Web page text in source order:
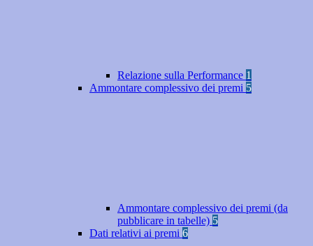
Relazione sulla Performance 1
Ammontare complessivo dei premi 5
Ammontare complessivo dei premi (da
pubblicare in tabelle) 5
Dati relativi ai premi 6